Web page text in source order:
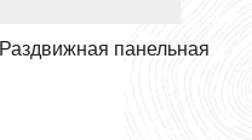
Раздвижная панельная